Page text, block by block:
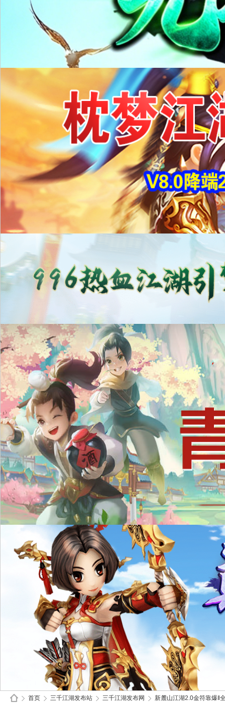
首页 三千江湖发布站 三千江湖发布网 新麓山江湖2.0金符靠爆‖